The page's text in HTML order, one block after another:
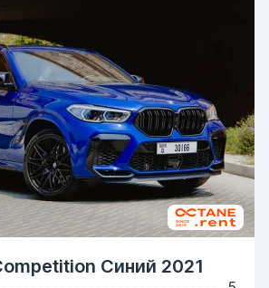
Синий 2021